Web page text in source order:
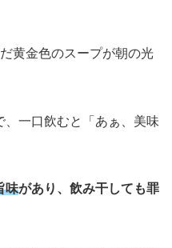
黄金色のスープが朝の光
一口飲むと「あぁ、美味
味があり、飲み干しても罪